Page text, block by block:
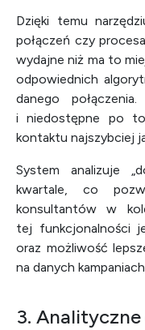
Dzięki temu
połączeń czy
wydajne niż ma to
odpowiednich
danego
i niedostępne po
kontaktu najszybciej
System analizuje
kwartale, co
konsultantów w
tej funkcjonalności
oraz możliwość
na danych
3.